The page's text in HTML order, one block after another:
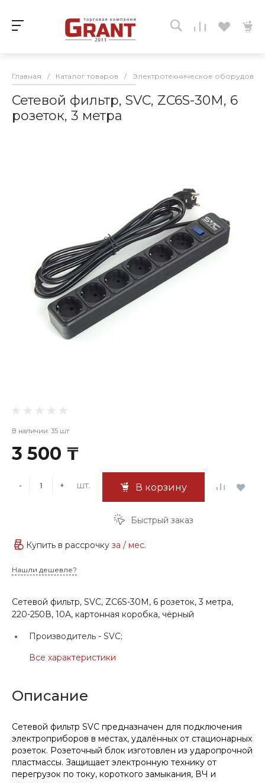
Главная / Каталог товаров / Электротехническое
Сетевой фильтр, SVC, ZC6S-30M, 6
розеток, 3 метра
В наличии: 35 шт
3 500 ₸
- + шт. В корзину
Быстрый заказ
Купить в рассрочку за / мес.
Нашли дешевле?
Сетевой фильтр, SVC, ZC6S-30M, 6 розеток, 3 метра,
220-250В, 10A, картонная коробка, чёрный
Производитель - SVC;
Все характеристики
Описание
Сетевой фильтр SVC предназначен для подключения
электроприборов в местах, удалённых от стационарных
розеток. Розеточный блок изготовлен из ударопрочной
пластмассы. Защищает электронную технику от
перегрузок по току, короткого замыкания, ВЧ и